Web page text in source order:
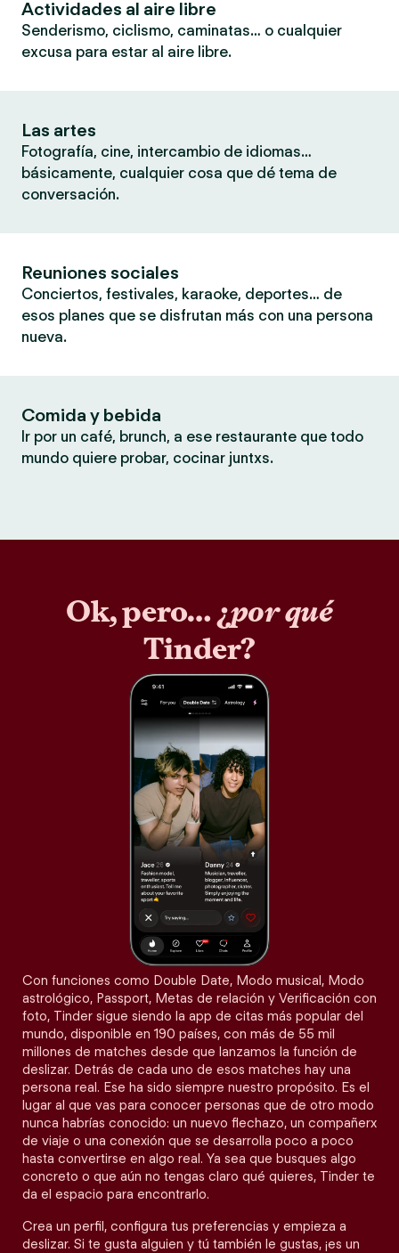
Actividades al aire libre
Senderismo, ciclismo, caminatas… o cualquier
excusa para estar al aire libre.
Las artes
Fotografía, cine, intercambio de idiomas…
básicamente, cualquier cosa que dé tema de
conversación.
Reuniones sociales
Conciertos, festivales, karaoke, deportes… de
esos planes que se disfrutan más con una persona
nueva.
Comida y bebida
Ir por un café, brunch, a ese restaurante que todo
mundo quiere probar, cocinar juntxs.
Ok, pero… ¿por qué
Tinder?
Con funciones como Double Date, Modo musical, Modo
astrológico, Passport, Metas de relación y Verificación con
foto, Tinder sigue siendo la app de citas más popular del
mundo, disponible en 190 países, con más de 55 mil
millones de matches desde que lanzamos la función de
deslizar. Detrás de cada uno de esos matches hay una
persona real. Ese ha sido siempre nuestro propósito. Es el
lugar al que vas para conocer personas que de otro modo
nunca habrías conocido: un nuevo flechazo, un compañerx
de viaje o una conexión que se desarrolla poco a poco
hasta convertirse en algo real. Ya sea que busques algo
concreto o que aún no tengas claro qué quieres, Tinder te
da el espacio para encontrarlo.
Crea un perfil, configura tus preferencias y empieza a
deslizar. Si te gusta alguien y tú también le gustas, ¡es un